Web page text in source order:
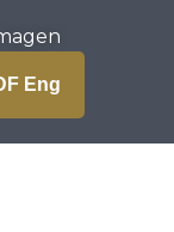
EngCompra